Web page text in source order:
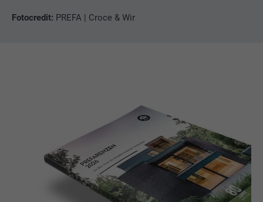
Fotocredit: PREFA | Croce & Wir
Google Optimize
VERVALTIJD 90 dagen
Wordt bij wijze van test geplaatst om te
taalversie van een website op.
AANBIEDER LinkedIn
Sessie